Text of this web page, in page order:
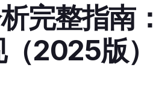
完整指南：
2025版）